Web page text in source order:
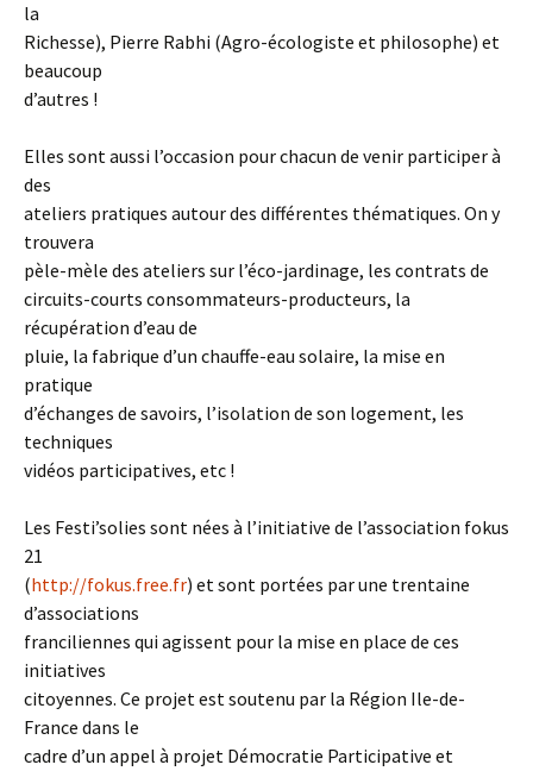
la
Richesse), Pierre Rabhi (Agro-écologiste et philosophe) et
beaucoup
d’autres !
Elles sont aussi l’occasion pour chacun de venir participer à
des
ateliers pratiques autour des différentes thématiques. On y
trouvera
pèle-mèle des ateliers sur l’éco-jardinage, les contrats de
circuits-courts consommateurs-producteurs, la
récupération d’eau de
pluie, la fabrique d’un chauffe-eau solaire, la mise en
pratique
d’échanges de savoirs, l’isolation de son logement, les
techniques
vidéos participatives, etc !
Les Festi’solies sont nées à l’initiative de l’association fokus
21
(http://fokus.free.fr) et sont portées par une trentaine
d’associations
franciliennes qui agissent pour la mise en place de ces
initiatives
citoyennes. Ce projet est soutenu par la Région Ile-de-
France dans le
cadre d’un appel à projet Démocratie Participative et